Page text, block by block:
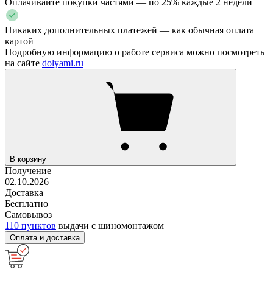
Никаких дополнительных платежей — как обычная оплата
картой
Подробную информацию о работе сервиса можно посмотреть
на сайте dolyami.ru
В корзину
Получение
02.10.2026
Доставка
Бесплатно
Самовывоз
110 пунктов выдачи с шиномонтажом
Оплата и доставка